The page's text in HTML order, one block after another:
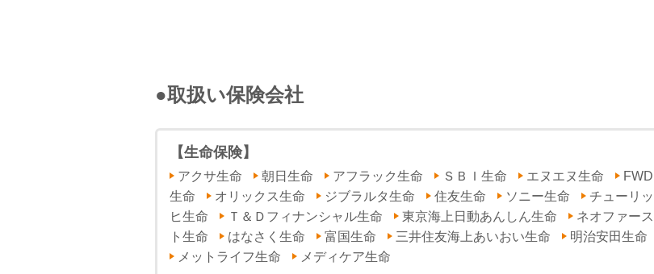
●取扱い保険会社
【生命保険】
アクサ生命 朝日生命 アフラック生命 ＳＢＩ生命 エヌエヌ生命
FWD
生命
オリックス生命 ジブラルタ生命 住友生命 ソニー生命
チューリッ
ヒ生命
Ｔ＆Ｄフィナンシャル生命 東京海上日動あんしん生命
ネオファース
ト生命
はなさく生命 富国生命 三井住友海上あいおい生命
明治安田生命
メットライフ生命
メディケア生命